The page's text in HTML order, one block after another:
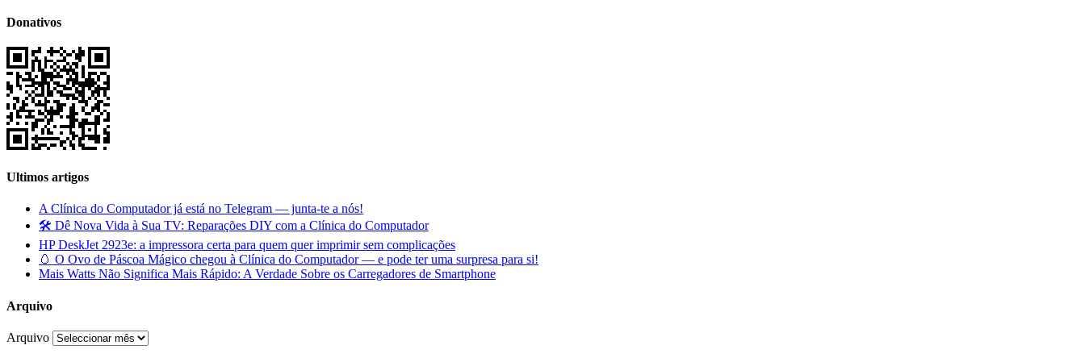
Donativos
Ultimos artigos
A Clínica do Computador já está no Telegram — junta-te a nós!
🛠️ Dê Nova Vida à Sua TV: Reparações DIY com a Clínica do Computador
HP DeskJet 2923e: a impressora certa para quem quer imprimir sem complicações
🥚 O Ovo de Páscoa Mágico chegou à Clínica do Computador — e pode ter uma surpresa para si!
Mais Watts Não Significa Mais Rápido: A Verdade Sobre os Carregadores de Smartphone
Arquivo
Arquivo